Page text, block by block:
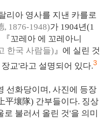
리아 영사를 지낸 카를로
, 1876-1948)가 1904년(1
꼬레아 에 꼬레아니
한국 사람들)』에 실린 것
교'라고 설명되어 있다.3
선화당이며, 사진에 등장
平壤隊) 간부들이다. 징상
불러서 올린 것'을 의미